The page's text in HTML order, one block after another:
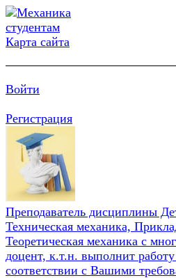
Карта сайта
Войти
Регистрация
Преподаватель дисциплины
Техническая механика,
Теоретическая механика с
доцент, к.т.н. выполнит
соответствии с Вашими